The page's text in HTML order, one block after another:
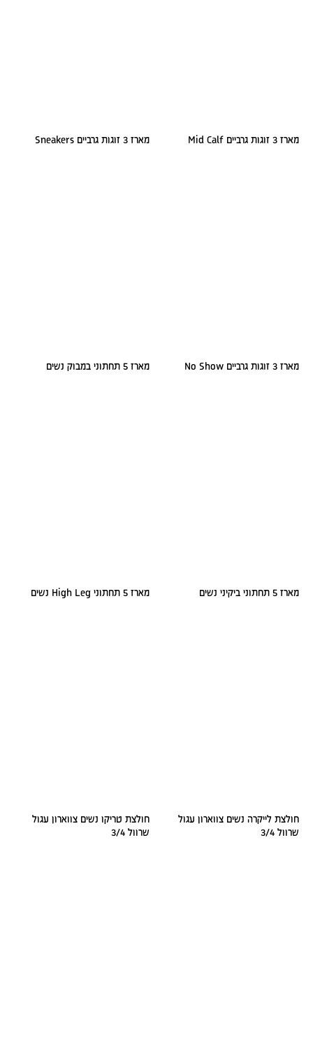
מארז 3 זוגות גרביים Mid Calf מארז 3 זוגות גרביים Sneakers
מארז 3 זוגות גרביים No Show מארז 5 תחתוני במבוק נשים
מארז 5 תחתוני ביקיני נשים מארז 5 תחתוני High Leg נשים
חולצת לייקרה נשים צווארון עגול
שרוול 3/4
חולצת טריקו נשים צווארון עגול
שרוול 3/4